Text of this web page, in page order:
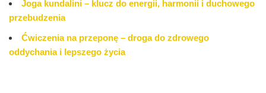
Joga kundalini – klucz do energii, harmonii i duchowego
przebudzenia
Ćwiczenia na przeponę – droga do zdrowego
oddychania i lepszego życia